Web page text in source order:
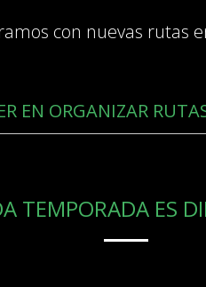
con nuevas rutas
EN ORGANIZAR
TEMPORADA ES